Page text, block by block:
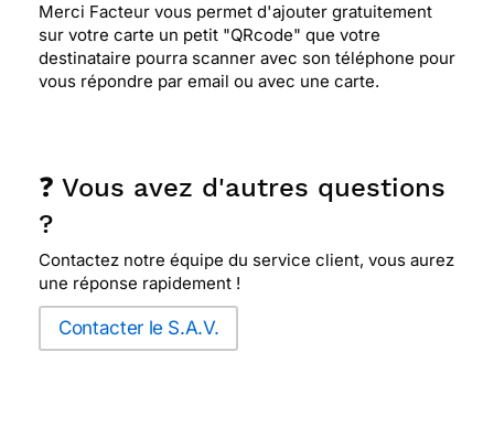
Merci Facteur vous permet d'ajouter gratuitement
sur votre carte un petit "QRcode" que votre
destinataire pourra scanner avec son téléphone pour
vous répondre par email ou avec une carte.
❓ Vous avez d'autres questions
?
Contactez notre équipe du service client, vous aurez
une réponse rapidement !
Contacter le S.A.V.